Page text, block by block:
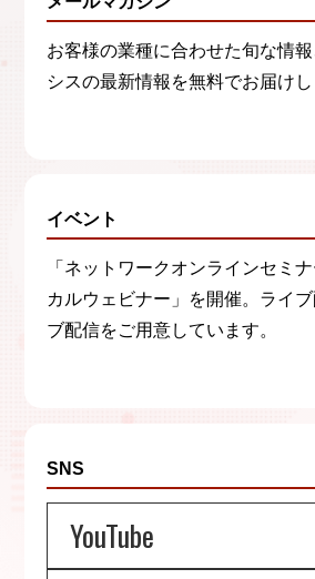
お客様の業種に合わせた旬な情
シスの最新情報を無料でお届けし
イベント
「ネットワークオンラインセミ
カルウェビナー」を開催。ライ
ブ配信をご用意しています。
SNS
YouTube